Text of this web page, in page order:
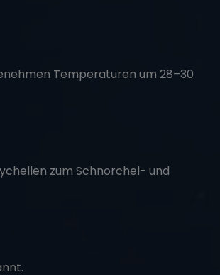
Temperaturen um 28–30
zum Schnorchel- und